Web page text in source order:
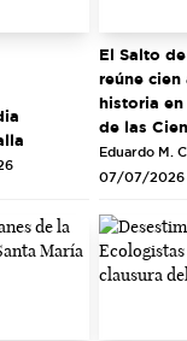
El Salto
reúne cien
historia en
de las
Eduardo M.
07/07/2026